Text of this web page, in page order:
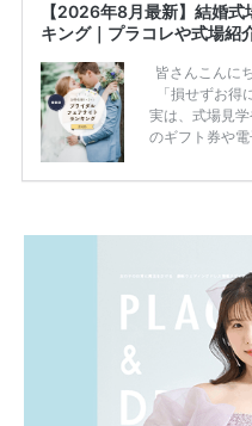
【2026年8月最新】結婚
キング｜プラコレや式場紹
皆さんこんに
「損せずお
実は、式場見
のギフト券や
ため、比較せ
一番お得？」
解決します。
ング